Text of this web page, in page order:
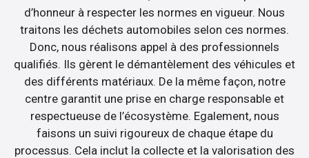
d’honneur à respecter les normes en vigueur. Nous
traitons les déchets automobiles selon ces normes.
Donc, nous réalisons appel à des professionnels
qualifiés. Ils gèrent le démantèlement des véhicules et
des différents matériaux. De la même façon, notre
centre garantit une prise en charge responsable et
respectueuse de l’écosystème. Egalement, nous
faisons un suivi rigoureux de chaque étape du
processus. Cela inclut la collecte et la valorisation des